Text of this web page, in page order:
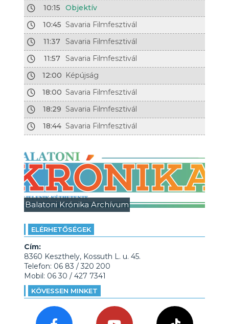
10:15
Objektív
10:45 Savaria Filmfesztivál
11:37
Savaria Filmfesztivál
11:57 Savaria Filmfesztivál
12:00 Képújság
18:00 Savaria Filmfesztivál
18:29 Savaria Filmfesztivál
18:44 Savaria Filmfesztivál
Balatoni Krónika Archívum
ELÉRHETŐSÉGEK
Cím:
8360 Keszthely, Kossuth L. u. 45.
Telefon: 06 83 / 320 200
Mobil: 06 30 / 427 7341
KÖVESSEN MINKET